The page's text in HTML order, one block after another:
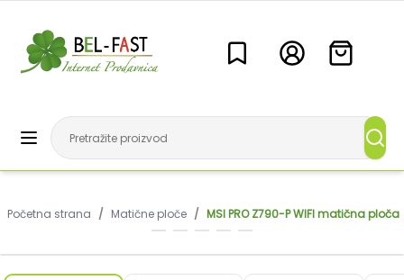
Početna strana / Matične ploče / MSI PRO Z790-P WIFI matična ploča